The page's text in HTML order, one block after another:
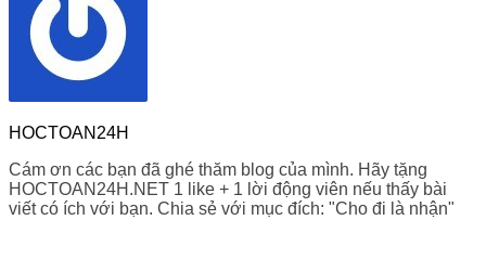
HOCTOAN24H
Cám ơn các bạn đã ghé thăm blog của mình. Hãy tặng
HOCTOAN24H.NET 1 like + 1 lời động viên nếu thấy bài
viết có ích với bạn. Chia sẻ với mục đích: "Cho đi là nhận"